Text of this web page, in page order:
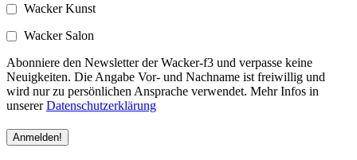
Wacker Kunst
Wacker Salon
Abonniere den Newsletter der Wacker-f3 und verpasse keine
Neuigkeiten. Die Angabe Vor- und Nachname ist freiwillig und
wird nur zu persönlichen Ansprache verwendet. Mehr Infos in
unsererDatenschutzerklärung